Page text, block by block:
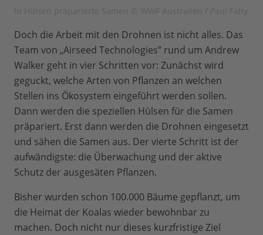
Doch die Arbeit mit den Drohnen ist nicht alles. Das
Team von „Airseed Technologies” rund um Andrew
Walker geht in vier Schritten vor: Zunächst wird
geguckt, welche Arten von Pflanzen an welchen
Stellen ins Ökosystem eingeführt werden sollen.
Dann werden die speziellen Hülsen für die Samen
präpariert. Erst dann werden die Drohnen eingesetzt
und sähen die Samen aus. Der vierte Schritt ist der
aufwändigste: die Überwachung und der aktive
Schutz der ausgesäten Pflanzen.
Bisher wurden schon 100.000 Bäume gepflanzt, um
die Heimat der Koalas wieder bewohnbar zu
machen. Doch nicht nur dieses kurzfristige Ziel